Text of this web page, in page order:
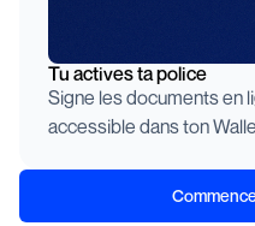
Tu actives ta police
Signe les documents en
accessible dans ton